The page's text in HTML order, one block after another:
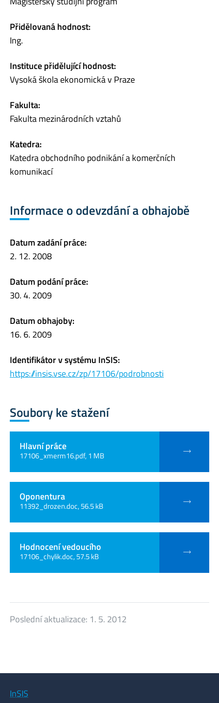
Přidělovaná hodnost:
Ing.
Instituce přidělující hodnost:
Vysoká škola ekonomická v Praze
Fakulta:
Fakulta mezinárodních vztahů
Katedra:
Katedra obchodního podnikání a komerčních
komunikací
Informace o odevzdání a obhajobě
Datum zadání práce:
2. 12. 2008
Datum podání práce:
30. 4. 2009
Datum obhajoby:
16. 6. 2009
Identifikátor v systému InSIS:
https://insis.vse.cz/zp/17106/podrobnosti
Soubory ke stažení
Hlavní práce
17106_xmerm16.pdf, 1 MB
Oponentura
11392_drozen.doc, 56.5 kB
Hodnocení vedoucího
17106_chylik.doc, 57.5 kB
Poslední aktualizace: 1. 5. 2012
InSIS